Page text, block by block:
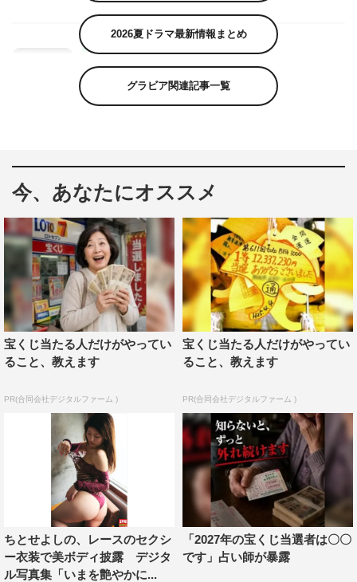
2026夏ドラマ最新情報まとめ
グラビア関連記事一覧
今、あなたにオススメ
宝くじ当たる人だけがやってい
ること、教えます
PR(合同会社デジタルファーム )
宝くじ当たる人だけがやってい
ること、教えます
PR(合同会社デジタルファーム )
ちとせよしの、レースのセクシ
ー衣装で美ボディ披露 デジタ
ル写真集「いまを艶やかに...
「2027年の宝くじ当選者は〇〇
です」占い師が暴露